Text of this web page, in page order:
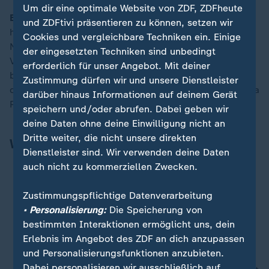
Ende der UN-Ozeankonferenz
: Nach fünf Tagen endet
heute in Nizza die Ozeankonferenz der Vereinten
Nationen. Das Treffen sollte Schwung in laufende
Verhandlungen bringen. So kam die Weltgemeinschaft
beim zentralen Abkommen zum Schutz der Hohen See
den nötigen 60 Ratifizierungen näher. Auch zum Thema
Plastik gab es von vielen Ländern eine klare Ansage.
Weitere Schlagzeilen
gewaltsam aus Presskonferenz gezerrt
Jan van Aken:Linken-Politiker stellt sich hinter
SPD-"Manifest"
Aus für "begleitetes Trinken" ab 14?
Gesundheitsminister für Verbot
Um dir eine optimale Website von ZDF, ZDFheute
und ZDFtivi präsentieren zu können, setzen wir
Cookies und vergleichbare Techniken ein. Einige
der eingesetzten Techniken sind unbedingt
erforderlich für unser Angebot. Mit deiner
Zustimmung dürfen wir und unsere Dienstleister
darüber hinaus Informationen auf deinem Gerät
speichern und/oder abrufen. Dabei geben wir
deine Daten ohne deine Einwilligung nicht an
Dritte weiter, die nicht unsere direkten
Dienstleister sind. Wir verwenden deine Daten
auch nicht zu kommerziellen Zwecken.
Zustimmungspflichtige Datenverarbeitung
• Personalisierung:Die Speicherung von
bestimmten Interaktionen ermöglicht uns, dein
Erlebnis im Angebot des ZDF an dich anzupassen
und Personalisierungsfunktionen anzubieten.